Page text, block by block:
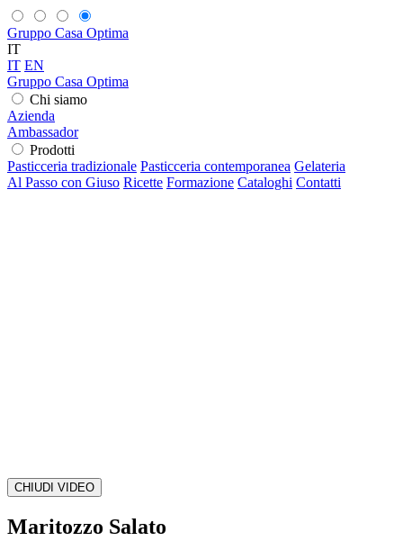
Gruppo Casa Optima
IT
IT EN
Gruppo Casa Optima
Chi siamo
Azienda
Ambassador
Prodotti
Pasticceria tradizionale Pasticceria contemporanea Gelateria
Al Passo con Giuso Ricette Formazione Cataloghi Contatti
CHIUDI VIDEO
Maritozzo Salato